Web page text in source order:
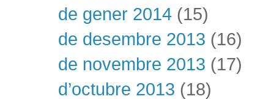
de gener 2014 (15)
de desembre 2013 (16)
de novembre 2013 (17)
d’octubre 2013 (18)